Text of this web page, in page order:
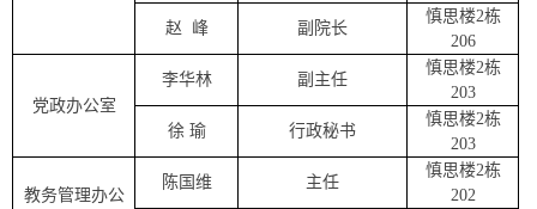
赵 峰 副院长
慎思楼2栋
206
党政办公室
李华林 副 主任
慎思楼2栋
203
徐 瑜 行政秘书
慎思楼2栋
203
教务管理办公
陈国维 主任
慎思楼2栋
202